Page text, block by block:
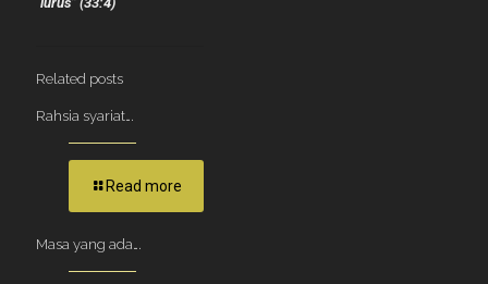
Related posts
Rahsia syariat….
Read more
Masa yang ada….